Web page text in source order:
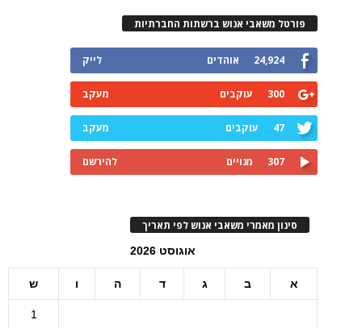
פורטל משאבי אנוש ברשתות החברתיות
24,924 אוהדים לייק
300 עוקבים מעקב
47 עוקבים מעקב
307 מנויים להירשם
סינון מאמרי משאבי אנוש לפי תאריך
אוגוסט 2026
א ב ג ד ה ו ש
1